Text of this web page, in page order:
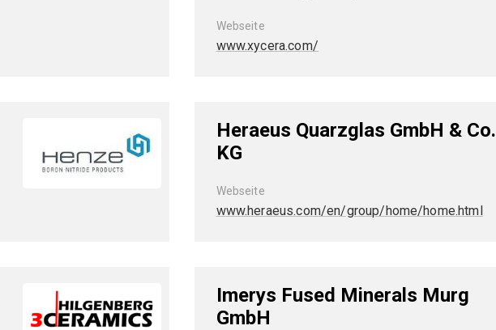
Webseite
www.xycera.com/
Heraeus Quarzglas GmbH & Co.
KG
Webseite
www.heraeus.com/en/group/home/home.html
Imerys Fused Minerals Murg
GmbH